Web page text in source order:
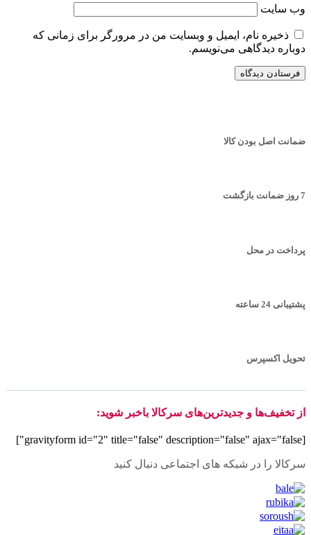
وب‌ سایت
ذخیره نام، ایمیل و وبسایت من در مرورگر برای زمانی که
دوباره دیدگاهی می‌نویسم.
ضمانت اصل بودن کالا
7 روز ضمانت بازگشت
پرداخت در محل
پشتیبانی 24 ساعته
تحویل اکسپرس
از تخفیف‌ها و جدیدترین‌های سرکالا باخبر شوید:
[gravityform id="2" title="false" description="false" ajax="false"]
سرکالا را در شبکه های اجتماعی دنبال کنید